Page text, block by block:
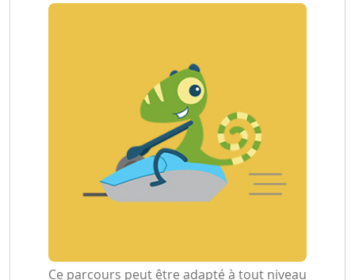
Ce parcours peut être adapté à tout niveau